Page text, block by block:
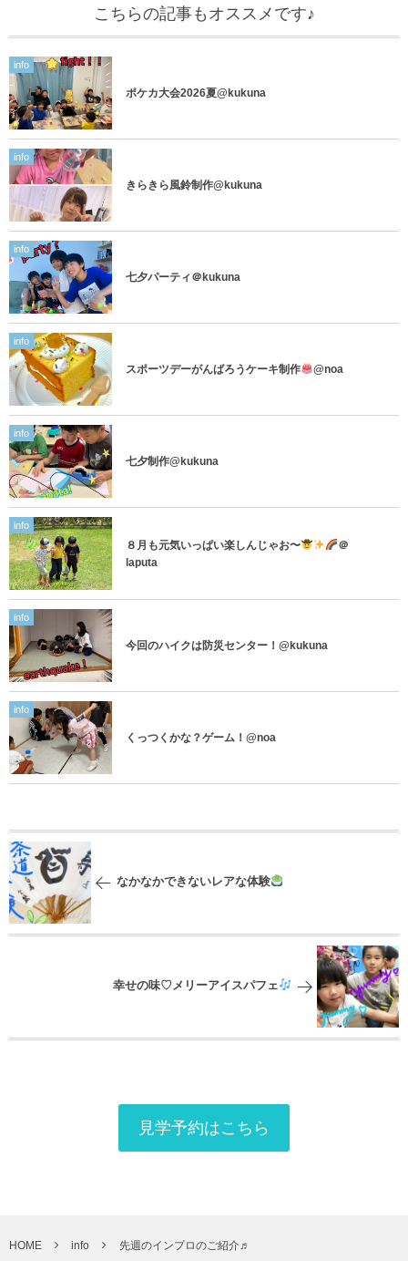
こちらの記事もオススメです♪
info
ポケカ大会2026夏@kukuna
info
きらきら風鈴制作@kukuna
info
七夕パーティ＠kukuna
info
スポーツデーがんばろうケーキ制作 @noa
info
七夕制作@kukuna
info
８月も元気いっぱい楽しんじゃお〜
＠
laputa
info
今回のハイクは防災センター！@kukuna
info
くっつくかな？ゲーム！@noa
なかなかできないレアな体験
幸せの味♡メリーアイスパフェ
見学予約はこちら
HOME info 先週のインプロのご紹介♬